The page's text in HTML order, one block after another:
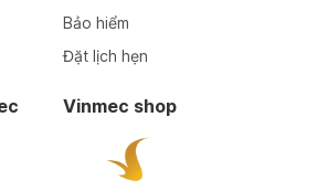
Bảo hiểm
Đặt lịch hẹn
Vinmec shop